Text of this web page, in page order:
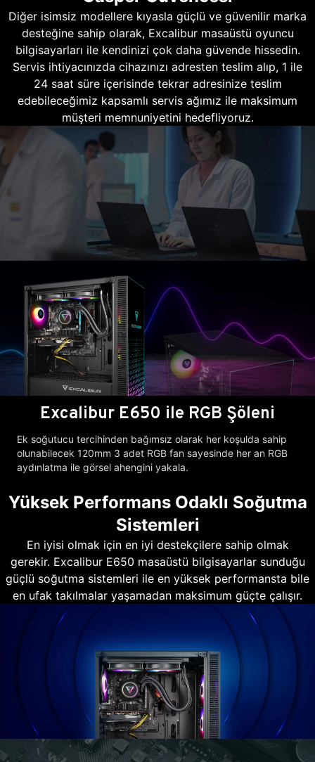
Diğer isimsiz modellere kıyasla güçlü ve güvenilir marka
desteğine sahip olarak, Excalibur masaüstü oyuncu
bilgisayarları ile kendinizi çok daha güvende hissedin.
Servis ihtiyacınızda cihazınızı adresten teslim alıp, 1 ile
24 saat süre içerisinde tekrar adresinize teslim
edebileceğimiz kapsamlı servis ağımız ile maksimum
müşteri memnuniyetini hedefliyoruz.
Excalibur E650 ile RGB Şöleni
Ek soğutucu tercihinden bağımsız olarak her koşulda sahip
olunabilecek 120mm 3 adet RGB fan sayesinde her an RGB
aydınlatma ile görsel ahengini yakala.
Yüksek Performans Odaklı Soğutma
Sistemleri
En iyisi olmak için en iyi destekçilere sahip olmak
gerekir. Excalibur E650 masaüstü bilgisayarlar sunduğu
güçlü soğutma sistemleri ile en yüksek performansta bile
en ufak takılmalar yaşamadan maksimum güçte çalışır.